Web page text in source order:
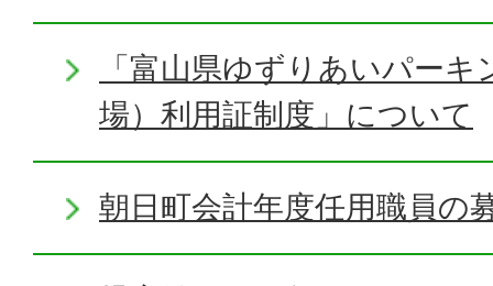
「富山県ゆずりあいパー
場）利用証制度」について
朝日町会計年度任用職員の